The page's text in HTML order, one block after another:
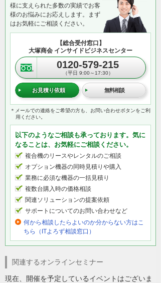
様に支えられた多数の実績でお客
様のお悩みにお応えします。まず
はお気軽にご相談ください。
【総合受付窓口】
大塚商会 インサイドビジネスセンター
0120-579-215
（平日 9:00～17:30）
お見積り依頼 無料相談
＊メールでの連絡をご希望の方も、お問い合わせボタンをご利
用ください。
以下のようなご相談も承っております。気に
なることは、お気軽にご相談ください。
複合機のリースやレンタルのご相談
オプション機器の同時見積りや購入
業務に必須な機器の一括見積り
複数台購入時の価格相談
関連ソリューションの提案依頼
サポートについてのお問い合わせなど
何から相談したらよいのか分からない方はこ
ちら（ITよろず相談窓口）
関連するオンラインセミナー
現在、開催を予定しているイベントはございま